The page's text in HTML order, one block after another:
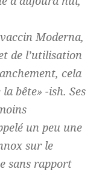
Moderna,
de l’utilisation
cela
bête» -ish. Ses
un peu une
sur le
sans rapport